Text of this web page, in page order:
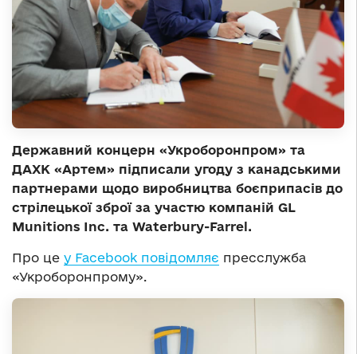
Державний концерн «Укроборонпром» та
ДАХК «Артем» підписали угоду з канадськими
партнерами щодо виробництва боєприпасів до
стрілецької зброї за участю компаній GL
Munitions Inc. та Waterbury-Farrel.
Про це у Facebook повідомляє пресслужба
«Укроборонпрому».